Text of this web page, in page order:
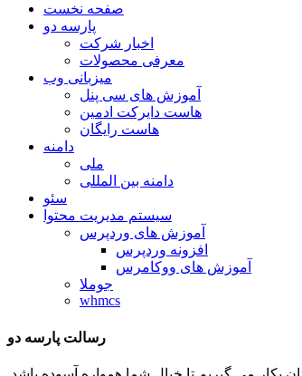
صفحه نخست
پارسه دو
اخبار شرکت
معرفی محصولات
میزبانی وب
آموزش های سی پنل
هاست دایرکت ادمین
هاست رایگان
دامنه
ملی
دامنه بین المللی
سئو
سیستم مدیریت محتوا
آموزش های وردپرس
افزونه وردپرس
آموزش های ووکامرس
جوملا
whmcs
رسالت پارسه دو